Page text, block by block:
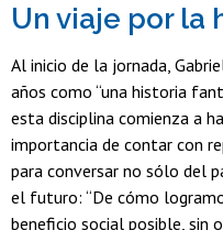
Un viaje por la
Al inicio de la jornada,
años como “una historia
esta disciplina comienza a
importancia de contar con
para conversar no sólo del
el futuro: “De cómo
beneficio social posible, sin